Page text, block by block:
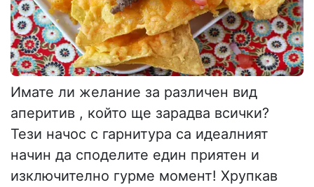
Имате ли желание за различен вид
аперитив , който ще зарадва всички?
Тези начос с гарнитура са идеалният
начин да споделите един приятен и
изключително гурме момент! Хрупкав